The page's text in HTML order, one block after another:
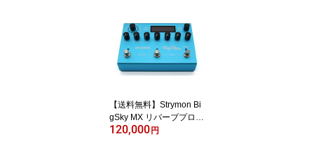
【送料無料】Strymon Bi
gSky MX リバーブプロセ
ッサー
120,000円